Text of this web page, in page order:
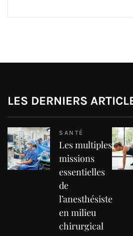
LES DERNIERS
SANTÉ
Les multiples
missions
essentielles
de
l’anesthésiste
en milieu
chirurgical